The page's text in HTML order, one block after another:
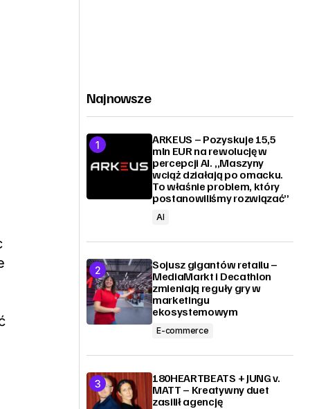
Najnowsze
ARKEUS – Pozyskuje 15,5
mln EUR na rewolucję w
percepcji AI. „Maszyny
wciąż działają po omacku.
To właśnie problem, który
postanowiliśmy rozwiązać”
AI
Sojusz gigantów retailu –
MediaMarkt i Decathlon
zmieniają reguły gry w
marketingu
ekosystemowym
E-commerce
180HEARTBEATS + JUNG v.
MATT – Kreatywny duet
zasilił agencję